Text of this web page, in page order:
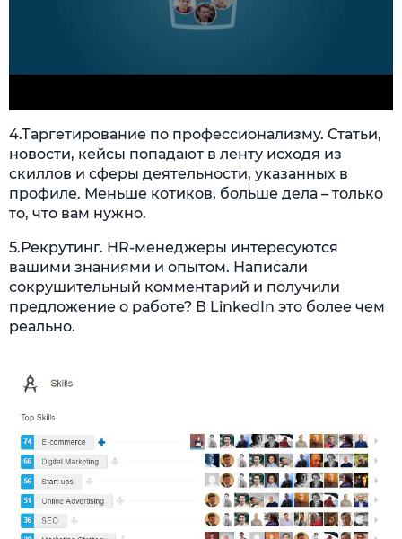
4.Таргетирование по профессионализму. Статьи,
новости, кейсы попадают в ленту исходя из
скиллов и сферы деятельности, указанных в
профиле. Меньше котиков, больше дела – только
то, что вам нужно.
5.Рекрутинг. HR-менеджеры интересуются
вашими знаниями и опытом. Написали
сокрушительный комментарий и получили
предложение о работе? В LinkedIn это более чем
реально.